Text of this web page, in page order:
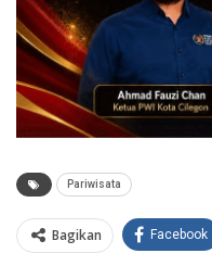
Pariwisata
Bagikan Facebook